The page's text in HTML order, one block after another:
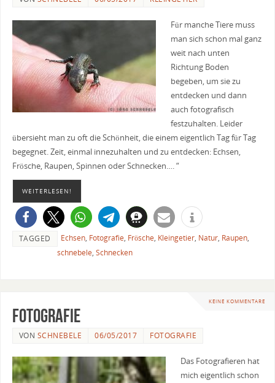
Für manche Tiere muss
man sich schon mal ganz
weit nach unten
Richtung Boden
begeben, um sie zu
entdecken und dann
auch fotografisch
festzuhalten. Leider
übersieht man zu oft die Schönheit, die einem eigentlich Tag für Tag
begegnet. Zeit, einmal innezuhalten und zu entdecken: Echsen,
Frösche, Raupen, Spinnen oder Schnecken…. “
WEITERLESEN!
TAGGED Echsen, Fotografie, Frösche, Kleingetier, Natur, Raupen,
schnebele, Schnecken
KEINE KOMMENTARE
Fotografie
VON SCHNEBELE 06/05/2017 FOTOGRAFIE
Das Fotografieren hat
mich eigentlich schon